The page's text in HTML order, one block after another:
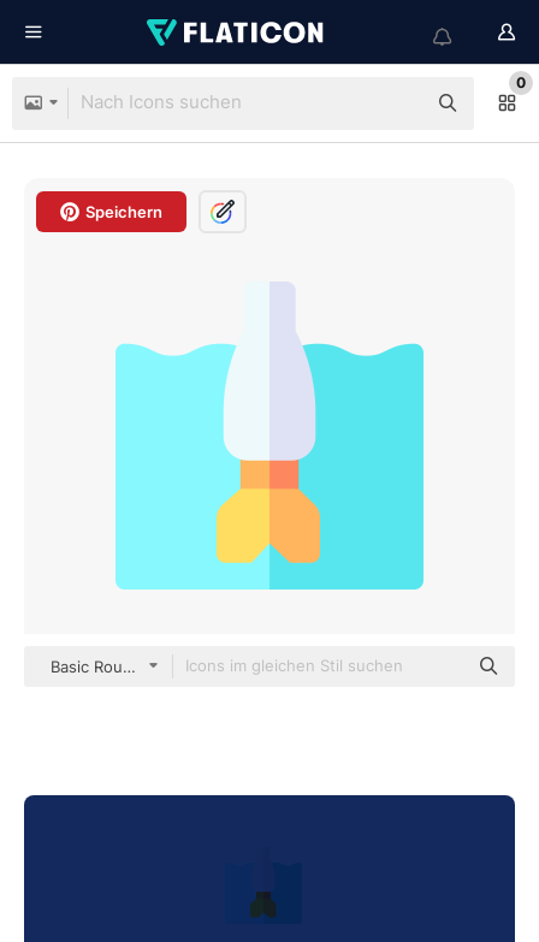
0
Speichern
Basic Rounded Flat